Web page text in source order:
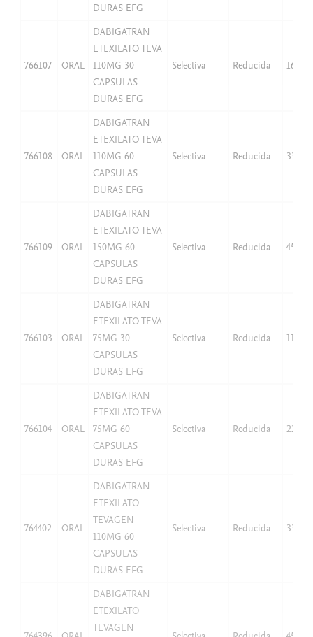
DURAS EFG
766107 ORAL
DABIGATRAN
ETEXILATO TEVA
110MG 30
CAPSULAS
DURAS EFG
Selectiva Reducida 16,53
766108 ORAL
DABIGATRAN
ETEXILATO TEVA
110MG 60
CAPSULAS
DURAS EFG
Selectiva Reducida 33,06
766109 ORAL
DABIGATRAN
ETEXILATO TEVA
150MG 60
CAPSULAS
DURAS EFG
Selectiva Reducida 45,08
766103 ORAL
DABIGATRAN
ETEXILATO TEVA
75MG 30
CAPSULAS
DURAS EFG
Selectiva Reducida 11,27
766104 ORAL
DABIGATRAN
ETEXILATO TEVA
75MG 60
CAPSULAS
DURAS EFG
Selectiva Reducida 22,54
764402 ORAL
DABIGATRAN
ETEXILATO
TEVAGEN
110MG 60
CAPSULAS
DURAS EFG
Selectiva Reducida 33,06
DABIGATRAN
ETEXILATO
TEVAGEN